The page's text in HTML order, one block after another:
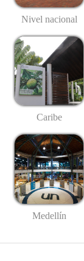
Nivel nacional
Caribe
Medellín